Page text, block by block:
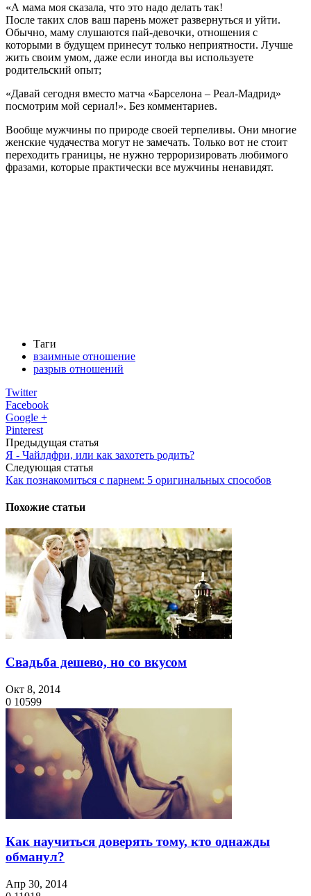
«А мама моя сказала, что это надо делать так!
После таких слов ваш парень может развернуться и уйти.
Обычно, маму слушаются пай-девочки, отношения с
которыми в будущем принесут только неприятности. Лучше
жить своим умом, даже если иногда вы используете
родительский опыт;
«Давай сегодня вместо матча «Барселона – Реал-Мадрид»
посмотрим мой сериал!». Без комментариев.
Вообще мужчины по природе своей терпеливы. Они многие
женские чудачества могут не замечать. Только вот не стоит
переходить границы, не нужно терроризировать любимого
фразами, которые практически все мужчины ненавидят.
Таги
взаимные отношение
разрыв отношений
Twitter
Facebook
Google +
Pinterest
Предыдущая статья
Я - Чайлдфри, или как захотеть родить?
Следующая статья
Как познакомиться с парнем: 5 оригинальных способов
Похожие статьи
Свадьба дешево, но со вкусом
Окт 8, 2014
0 10599
Как научиться доверять тому, кто однажды
обманул?
Апр 30, 2014